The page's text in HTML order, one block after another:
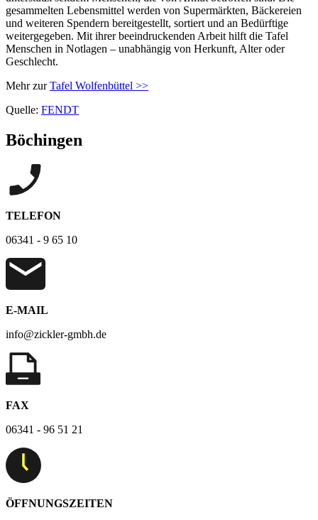
gesammelten Lebensmittel werden von Supermärkten, Bäckereien
und weiteren Spendern bereitgestellt, sortiert und an Bedürftige
weitergegeben. Mit ihrer beeindruckenden Arbeit hilft die Tafel
Menschen in Notlagen – unabhängig von Herkunft, Alter oder
Geschlecht.
Mehr zurTafel Wolfenbüttel >>
Quelle: FENDT
Böchingen
TELEFON
06341 - 9 65 10
E-MAIL
info@zickler-gmbh.de
FAX
06341 - 96 51 21
ÖFFNUNGSZEITEN